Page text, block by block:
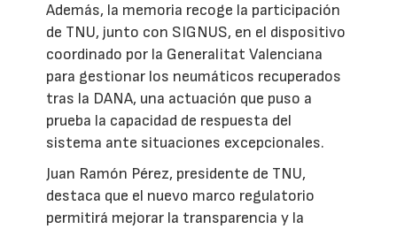
Además, la memoria recoge la participación
de TNU, junto con SIGNUS, en el dispositivo
coordinado por la Generalitat Valenciana
para gestionar los neumáticos recuperados
tras la DANA, una actuación que puso a
prueba la capacidad de respuesta del
sistema ante situaciones excepcionales.
Juan Ramón Pérez, presidente de TNU,
destaca que el nuevo marco regulatorio
permitirá mejorar la transparencia y la